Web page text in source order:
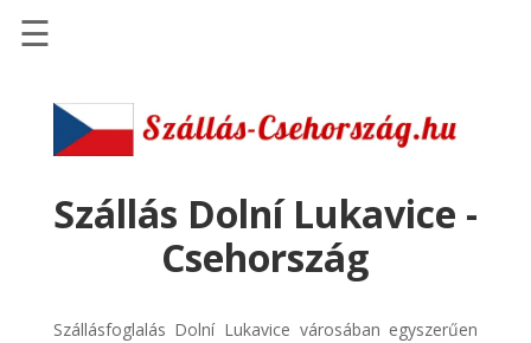
Szállások
Szállásinfo.eu
pénzvisszatérítéssel
☰
Szállás Dolní Lukavice -
Csehország
Szállásfoglalás Dolní Lukavice városában egyszerűen